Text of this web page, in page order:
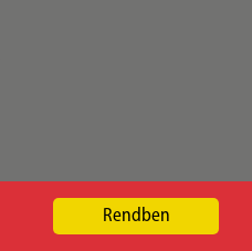
Rendben